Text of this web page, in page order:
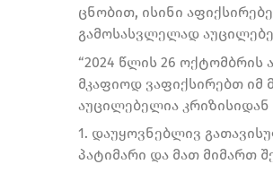
ცნობით, ისინი
გამოსასვლელად
“2024 წლის 26
მკაფიოდ ვაფიქსირებთ იმ
აუცილებელია
1. დაუყოვნებლივ
პატიმარი და მათ მიმართ